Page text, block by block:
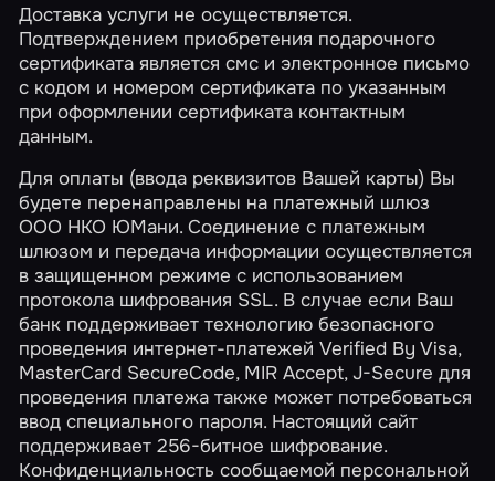
Доставка услуги не осуществляется.
Подтверждением приобретения подарочного
сертификата является смс и электронное письмо
с кодом и номером сертификата по указанным
при оформлении сертификата контактным
данным.
Для оплаты (ввода реквизитов Вашей карты) Вы
будете перенаправлены на платежный шлюз
ООО НКО ЮМани. Соединение с платежным
шлюзом и передача информации осуществляется
в защищенном режиме с использованием
протокола шифрования SSL. В случае если Ваш
банк поддерживает технологию безопасного
проведения интернет-платежей Verified By Visa,
MasterCard SecureCode, MIR Accept, J-Secure для
проведения платежа также может потребоваться
ввод специального пароля. Настоящий сайт
поддерживает 256-битное шифрование.
Конфиденциальность сообщаемой персональной